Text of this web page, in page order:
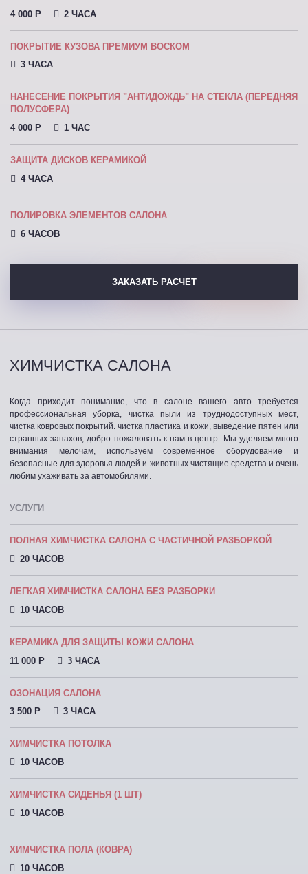
4 000 P
2 ЧАСА
ПОКРЫТИЕ КУЗОВА ПРЕМИУМ ВОСКОМ
3 ЧАСА
НАНЕСЕНИЕ ПОКРЫТИЯ "АНТИДОЖДЬ" НА СТЕКЛА (ПЕРЕДНЯЯ
ПОЛУСФЕРА)
4 000 P
1 ЧАС
ЗАЩИТА ДИСКОВ КЕРАМИКОЙ
4 ЧАСА
ПОЛИРОВКА ЭЛЕМЕНТОВ САЛОНА
6 ЧАСОВ
ЗАКАЗАТЬ РАСЧЕТ
ХИМЧИСТКА САЛОНА
Когда приходит понимание, что в салоне вашего авто требуется
профессиональная уборка, чистка пыли из труднодоступных мест,
чистка ковровых покрытий. чистка пластика и кожи, выведение пятен или
странных запахов, добро пожаловать к нам в центр. Мы уделяем много
внимания мелочам, используем современное оборудование и
безопасные для здоровья людей и животных чистящие средства и очень
любим ухаживать за автомобилями.
УСЛУГИ
ПОЛНАЯ ХИМЧИСТКА САЛОНА С ЧАСТИЧНОЙ РАЗБОРКОЙ
20 ЧАСОВ
ЛЕГКАЯ ХИМЧИСТКА САЛОНА БЕЗ РАЗБОРКИ
10 ЧАСОВ
КЕРАМИКА ДЛЯ ЗАЩИТЫ КОЖИ САЛОНА
11 000 P
3 ЧАСА
ОЗОНАЦИЯ САЛОНА
3 500 P
3 ЧАСА
ХИМЧИСТКА ПОТОЛКА
10 ЧАСОВ
ХИМЧИСТКА СИДЕНЬЯ (1 ШТ)
10 ЧАСОВ
ХИМЧИСТКА ПОЛА (КОВРА)
10 ЧАСОВ